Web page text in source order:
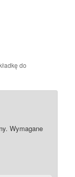
do
Wymagane